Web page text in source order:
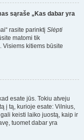
sąraše „Kas dabar yra
rasite parinktį Slėpti
matomi tik
Visiems kitiems būsite
esate jūs. Tokiu atveju
į tą, kurioje esate: Vilnius,
keisti laiko juostą, kaip ir
tuomet dabar yra